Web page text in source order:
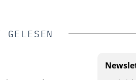
GELESEN